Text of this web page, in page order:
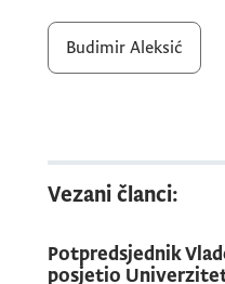
povjerenje.
saradnju i
stručnjaka i
i vizije koje
obrazovanja,
Budimir Aleksić
Vezani članci:
Potpredsjednik
posjetio